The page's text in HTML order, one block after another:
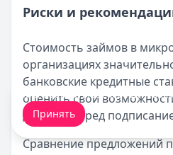
Риски и
Стоимость займов в
организациях
банковские кредитные
оценить свои
договор перед
Сравнение предложений
Мы обрабатываем ваши
Принять